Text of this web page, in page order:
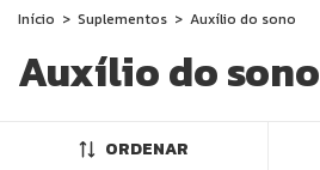
Início > Suplementos > Auxílio do sono
Auxílio do sono
ORDENAR